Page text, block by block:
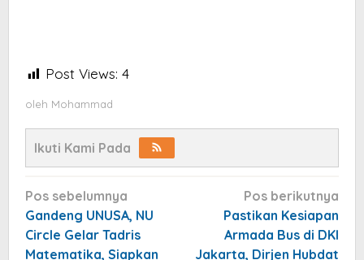
Post Views: 4
oleh Mohammad
Ikuti Kami Pada
Navigasi
pos
Pos sebelumnya
Gandeng UNUSA, NU
Circle Gelar Tadris
Matematika, Siapkan
Pos berikutnya
Pastikan Kesiapan
Armada Bus di DKI
Jakarta, Dirjen Hubdat